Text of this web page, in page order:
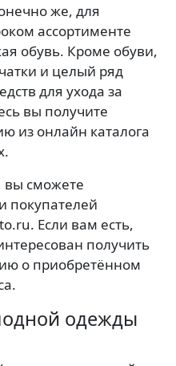
же, для
ассортименте
обувь. Кроме обуви,
и целый ряд
для ухода за
вы получите
из онлайн каталога
вы сможете
покупателей
Если вам есть,
получить
о приобретённом
одежды